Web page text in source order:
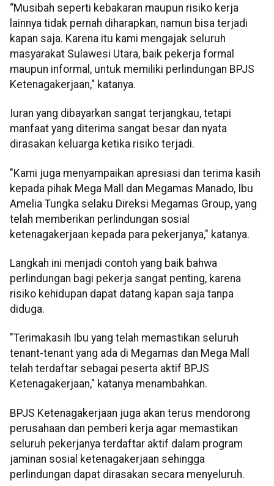
“Musibah seperti kebakaran maupun risiko kerja
lainnya tidak pernah diharapkan, namun bisa terjadi
kapan saja. Karena itu kami mengajak seluruh
masyarakat Sulawesi Utara, baik pekerja formal
maupun informal, untuk memiliki perlindungan BPJS
Ketenagakerjaan," katanya.
Iuran yang dibayarkan sangat terjangkau, tetapi
manfaat yang diterima sangat besar dan nyata
dirasakan keluarga ketika risiko terjadi.
"Kami juga menyampaikan apresiasi dan terima kasih
kepada pihak Mega Mall dan Megamas Manado, Ibu
Amelia Tungka selaku Direksi Megamas Group, yang
telah memberikan perlindungan sosial
ketenagakerjaan kepada para pekerjanya," katanya.
Langkah ini menjadi contoh yang baik bahwa
perlindungan bagi pekerja sangat penting, karena
risiko kehidupan dapat datang kapan saja tanpa
diduga.
"Terimakasih Ibu yang telah memastikan seluruh
tenant-tenant yang ada di Megamas dan Mega Mall
telah terdaftar sebagai peserta aktif BPJS
Ketenagakerjaan," katanya menambahkan.
BPJS Ketenagakerjaan juga akan terus mendorong
perusahaan dan pemberi kerja agar memastikan
seluruh pekerjanya terdaftar aktif dalam program
jaminan sosial ketenagakerjaan sehingga
perlindungan dapat dirasakan secara menyeluruh.